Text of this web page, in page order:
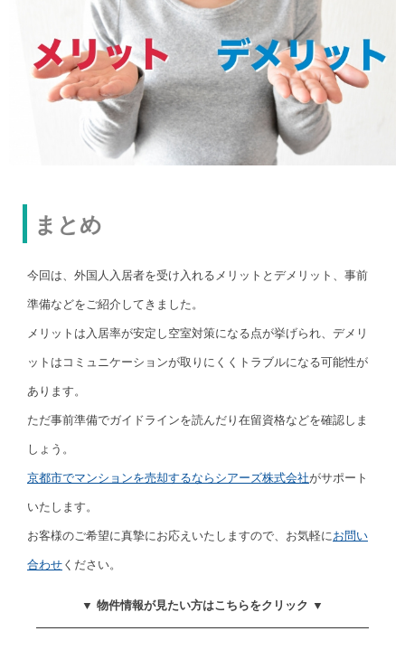
まとめ
今回は、外国人入居者を受け入れるメリットとデメリット、事前
準備などをご紹介してきました。
メリットは入居率が安定し空室対策になる点が挙げられ、デメリ
ットはコミュニケーションが取りにくくトラブルになる可能性が
あります。
ただ事前準備でガイドラインを読んだり在留資格などを確認しま
しょう。
京都市でマンションを売却するならシアーズ株式会社がサポート
いたします。
お客様のご希望に真摯にお応えいたしますので、お気軽にお問い
合わせ ください。
▼ 物件情報が見たい方はこちらをクリック ▼